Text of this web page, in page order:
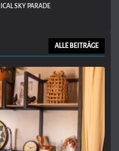
SKY PARADE
ALLE BEITRÄGE